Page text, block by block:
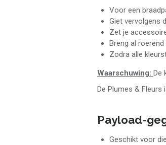
Voor een
Giet vervolgens
Zet je
Breng al
Zodra alle
Waarschuwing: De
De Plumes & Fleurs
Payload-
Geschikt voor